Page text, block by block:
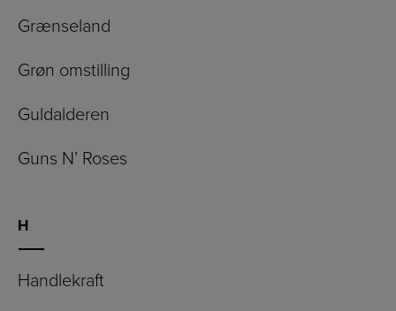
Grænseland
Grøn omstilling
Guldalderen
Guns N’ Roses
H
Handlekraft